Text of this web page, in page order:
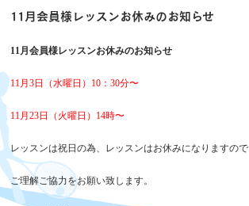
11月会員様レッスンお休みのお知らせ
11月会員様レッスンお休みのお知らせ
11月3日（水曜日）10：30分〜
11月23日（火曜日）14時〜
レッスンは祝日の為、レッスンはお休みになりますので
ご理解ご協力をお願い致します。